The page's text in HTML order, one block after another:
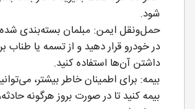
شود.
حمل‌ونقل ایمن: مبلمان بسته‌بندی
در خودرو قرار دهید و از تسمه یا طناب
داشتن آن‌ها استفاده کنید.
بیمه: برای اطمینان خاطر بیشتر،
بیمه کنید تا در صورت بروز هرگونه